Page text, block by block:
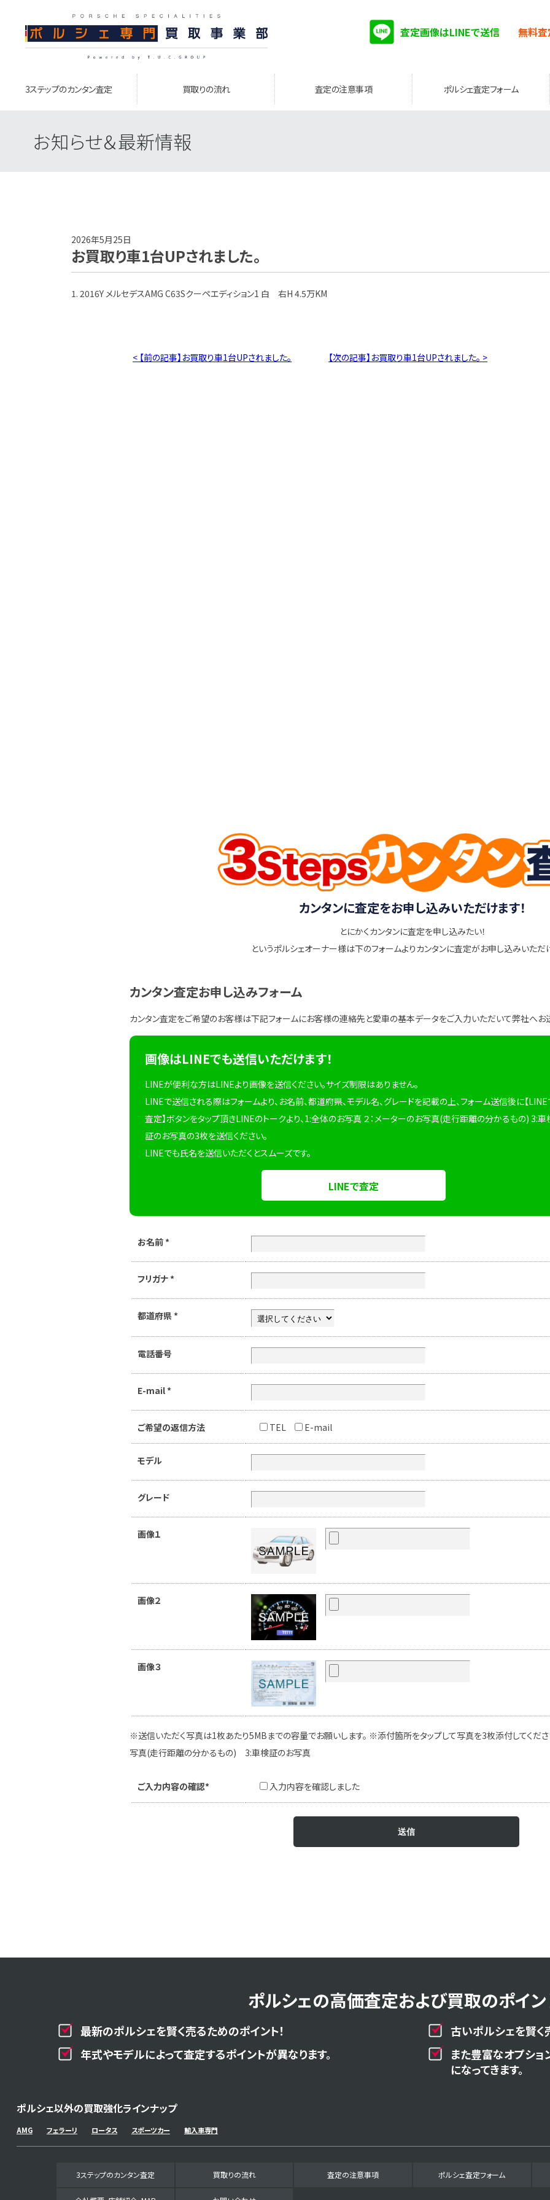
査定画像はLINEで送信 無料査
3ステップのカンタン査定 買取りの流れ 査定の注意事項 ポルシェ査定フォーム
お知らせ＆最新情報
2026年5月25日
お買取り車1台UPされました。
1. 2016Y メルセデスAMG C63Sクーペエディション1 白 右H 4.5万KM
< 【前の記事】お買取り車1台UPされました。 【次の記事】お買取り車1台UPされました。 >
カンタンに査定をお申し込みいただけます！
とにかくカンタンに査定を申し込みたい！
というポルシェオーナー様は下のフォームよりカンタンに査定がお申し込みいただ
カンタン査定お申し込みフォーム
カンタン査定をご希望のお客様は下記フォームにお客様の連絡先と愛車の基本データをご入力いただいて弊社へお
画像はLINEでも送信いただけます！
LINEが便利な方はLINEより画像を送信ください。サイズ制限はありません。
LINEで送信される際はフォームより、お名前、都道府県、モデル名、グレードを記載の上、フォーム送信後に【LINE
査定】ボタンをタップ頂きLINEのトークより、1:全体のお写真 ２：メーターのお写真(走行距離の分かるもの) 3:車
証のお写真の3枚を送信ください。
LINEでも氏名を送信いただくとスムーズです。
LINEで査定
お名前 *
フリガナ *
都道府県 *
電話番号
E-mail *
ご希望の返信方法 TEL E-mail
モデル
グレード
画像１
画像２
画像３
※送信いただく写真は1枚あたり5MBまでの容量でお願いします。 ※添付箇所をタップして写真を3枚添付してくだ
写真(走行距離の分かるもの) 3:車検証のお写真
ご入力内容の確認* 入力内容を確認しました
ポルシェの高価査定および買取のポイン
最新のポルシェを賢く売るためのポイント！
古いポルシェを賢く
年式やモデルによって査定するポイントが異なります。
また豊富なオプシ
になってきます。
ポルシェ以外の買取強化ラインナップ
AMG フェラーリ ロータス スポーツカー 輸入車専門
3ステップのカンタン査定 買取りの流れ 査定の注意事項 ポルシェ査定フォーム